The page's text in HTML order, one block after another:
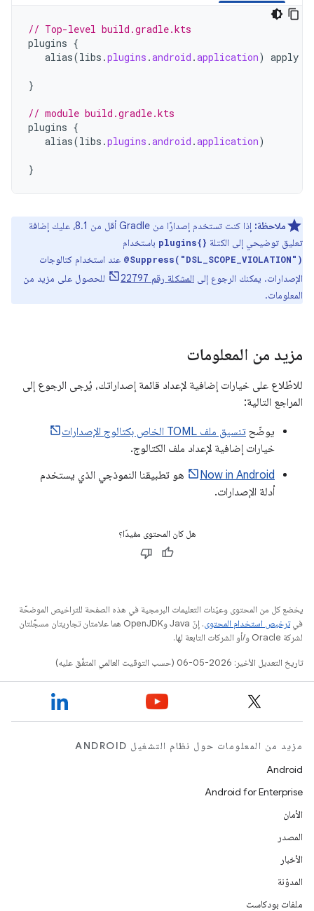
// Top-level build.gradle.kts
plugins {
alias(libs .plugins .android .application) apply
}
// module build.gradle.kts
plugins {
alias(libs .plugins .android .application)
}
ملاحظة:
إذا كنت تستخدم إصدارًا من Gradle أقل من 8.1، عليك إضافة
تعليق توضيحي إلى الكتلة plugins{} باستخدام
@Suppress("DSL_SCOPE_VIOLATION") عند استخدام كتالوجات
الإصدارات. يمكنك الرجوع إلى المشكلة رقم 22797
للحصول على مزيد من
المعلومات.
مزيد من المعلومات
للاطّلاع على خيارات إضافية لإعداد قائمة إصداراتك، يُرجى الرجوع إلى
المراجع التالية:
يوضّح تنسيق ملف TOML الخاص بكتالوج الإصدارات
خيارات إضافية لإعداد ملف الكتالوج.
Now in Android
هو تطبيقنا النموذجي الذي يستخدم
أدلة الإصدارات.
هل كان المحتوى مفيدًا؟
يخضع كل من المحتوى وعيّنات التعليمات البرمجية في هذه الصفحة للتراخيص الموضحّة
فيترخيص استخدام المحتوى
. إنّ Java وOpenJDK هما علامتان تجاريتان مسجَّلتان
لشركة Oracle و/أو الشركات التابعة لها.
تاريخ التعديل الأخير: 2026-05-06 (حسب التوقيت العالمي المتفَّق عليه)
مزيد من المعلومات حول نظام التشغيل ANDROID
Android
Android for Enterprise
الأمان
المصدر
الأخبار
المدوّنة
ملفات بودكاست